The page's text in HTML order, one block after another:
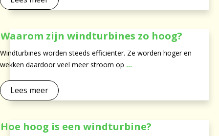
Waarom zijn windturbines zo hoog?
Windturbines worden steeds efficiënter. Ze worden hoger en
wekken daardoor veel meer stroom op ...
Lees meer
Hoe hoog is een windturbine?